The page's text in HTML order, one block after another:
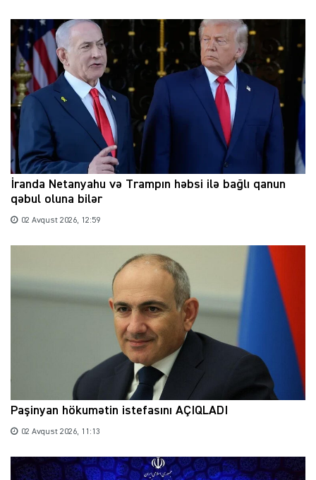
İranda Netanyahu və Trampın həbsi ilə bağlı qanun
qəbul oluna bilər
02 Avqust 2026, 12:59
Paşinyan hökumətin istefasını AÇIQLADI
02 Avqust 2026, 11:13